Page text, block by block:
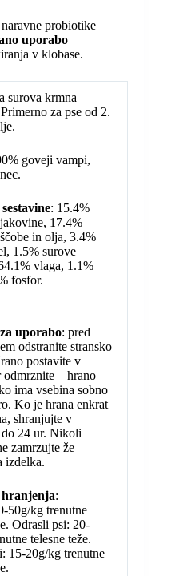
probiotike
uporabo
v klobase.
surova krmna
za pse od 2.
goveji vampi,
: 15.4%
17.4%
in olja, 3.4%
1.5% surove
vlaga, 1.1%
fosfor.
uporabo: pred
odstranite stransko
postavite v
odmrznite – hrano
ima vsebina sobno
Ko je hrana enkrat
shranjujte v
24 ur. Nikoli
zamrzujte že
izdelka.
hranjenja:
50g/kg trenutne
Odrasli psi: 20-
telesne teže.
15-20g/kg trenutne